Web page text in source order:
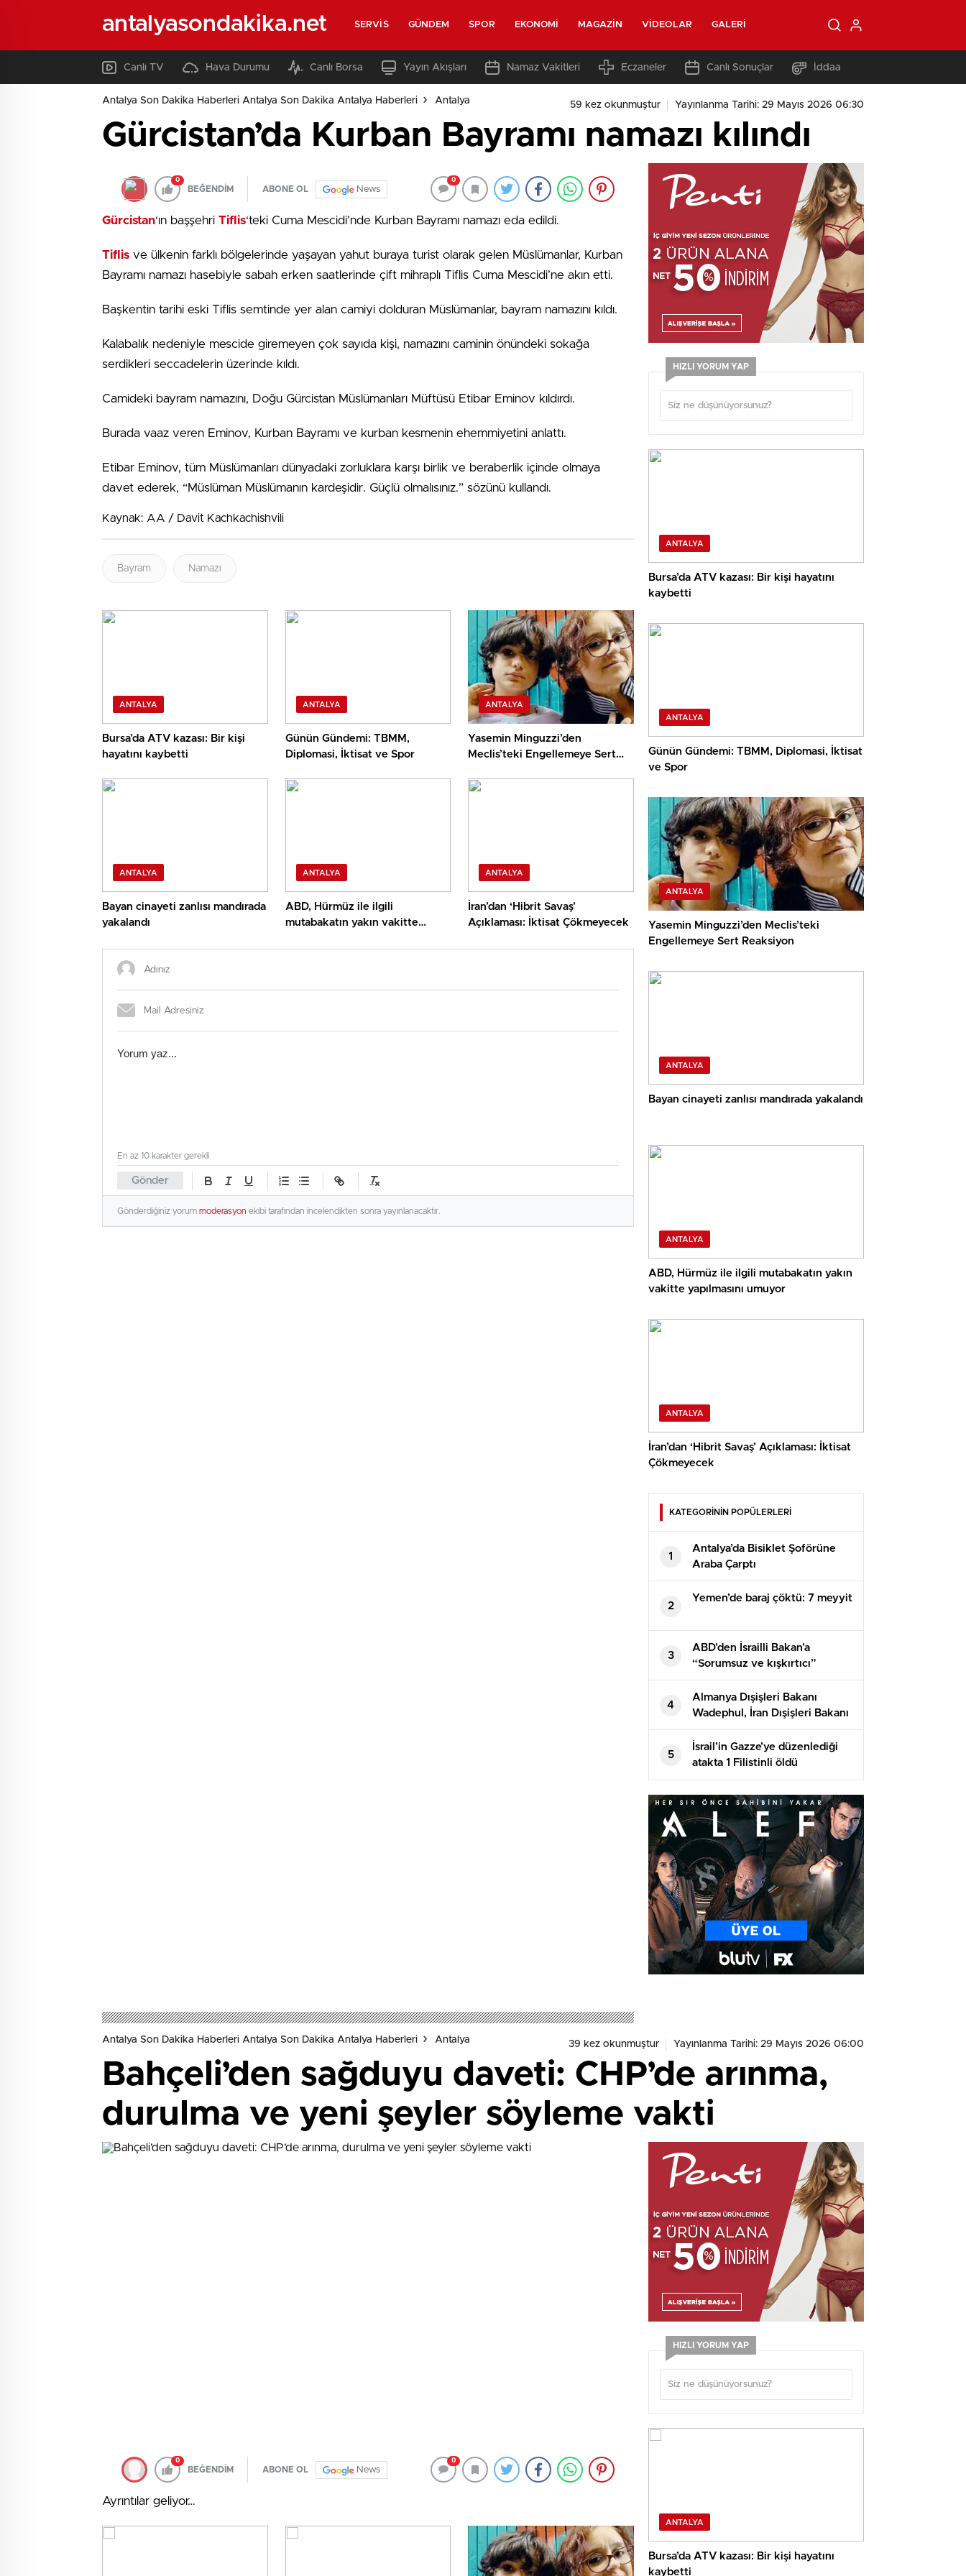
antalyasondakika.net SERVIS GÜNDEM SPOR EKONOMI MAGAZIN VIDEOLAR GALERI
Canlı TV Hava Durumu Canlı Borsa Yayın Akışları Namaz Vakitleri Eczaneler Canlı Sonuçlar İddaa
Antalya Son Dakika Haberleri Antalya Son Dakika Antalya Haberleri Antalya 59 kez okunmuştur Yayınlanma Tarihi: 29 Mayıs 2026 06:30
Gürcistan’da Kurban Bayramı namazı kılındı
0
BEĞENDİM ABONE OL News
0
Gürcistan‘ın başşehri Tiflis‘teki Cuma Mescidi’nde Kurban Bayramı namazı eda edildi.
Tiflis ve ülkenin farklı bölgelerinde yaşayan yahut buraya turist olarak gelen Müslümanlar, Kurban
Bayramı namazı hasebiyle sabah erken saatlerinde çift mihraplı Tiflis Cuma Mescidi’ne akın etti.
Başkentin tarihi eski Tiflis semtinde yer alan camiyi dolduran Müslümanlar, bayram namazını kıldı.
Kalabalık nedeniyle mescide giremeyen çok sayıda kişi, namazını caminin önündeki sokağa
serdikleri seccadelerin üzerinde kıldı.
Camideki bayram namazını, Doğu Gürcistan Müslümanları Müftüsü Etibar Eminov kıldırdı.
Burada vaaz veren Eminov, Kurban Bayramı ve kurban kesmenin ehemmiyetini anlattı.
Etibar Eminov, tüm Müslümanları dünyadaki zorluklara karşı birlik ve beraberlik içinde olmaya
davet ederek, “Müslüman Müslümanın kardeşidir. Güçlü olmalısınız.” sözünü kullandı.
Kaynak: AA / Davit Kachkachishvili
Bayram Namazı
ANTALYA
Bursa’da ATV kazası: Bir kişi
hayatını kaybetti
ANTALYA
Günün Gündemi: TBMM,
Diplomasi, İktisat ve Spor
ANTALYA
Yasemin Minguzzi’den
Meclis’teki Engellemeye Sert
ANTALYA
Bayan cinayeti zanlısı mandırada
yakalandı
ANTALYA
ABD, Hürmüz ile ilgili
mutabakatın yakın vakitte
ANTALYA
İran’dan ‘Hibrit Savaş’
Açıklaması: İktisat Çökmeyecek
Gönder
En az 10 karakter gerekli
Gönderdiğiniz yorum moderasyon ekibi tarafından incelendikten sonra yayınlanacaktır.
HIZLI YORUM YAP
ANTALYA
Bursa’da ATV kazası: Bir kişi hayatını
kaybetti
ANTALYA
Günün Gündemi: TBMM, Diplomasi, İktisat
ve Spor
ANTALYA
Yasemin Minguzzi’den Meclis’teki
Engellemeye Sert Reaksiyon
ANTALYA
Bayan cinayeti zanlısı mandırada yakalandı
ANTALYA
ABD, Hürmüz ile ilgili mutabakatın yakın
vakitte yapılmasını umuyor
ANTALYA
İran’dan ‘Hibrit Savaş’ Açıklaması: İktisat
Çökmeyecek
KATEGORİNİN POPÜLERLERİ
1
Antalya’da Bisiklet Şoförüne
Araba Çarptı
2
Yemen’de baraj çöktü: 7 meyyit
3
ABD’den İsrailli Bakan’a
“Sorumsuz ve kışkırtıcı”
suçlaması! Tıpkı sertlikte
karşılık geldi
4
Almanya Dışişleri Bakanı
Wadephul, İran Dışişleri Bakanı
Erakçi ile telefonda görüştü
5
İsrail’in Gazze’ye düzenlediği
atakta 1 Filistinli öldü
Antalya Son Dakika Haberleri Antalya Son Dakika Antalya Haberleri Antalya 39 kez okunmuştur Yayınlanma Tarihi: 29 Mayıs 2026 06:00
Bahçeli’den sağduyu daveti: CHP’de arınma,
durulma ve yeni şeyler söyleme vakti
0
BEĞENDİM ABONE OL News
0
Ayrıntılar geliyor…
HIZLI YORUM YAP
ANTALYA
Bursa’da ATV kazası: Bir kişi hayatını
kaybetti